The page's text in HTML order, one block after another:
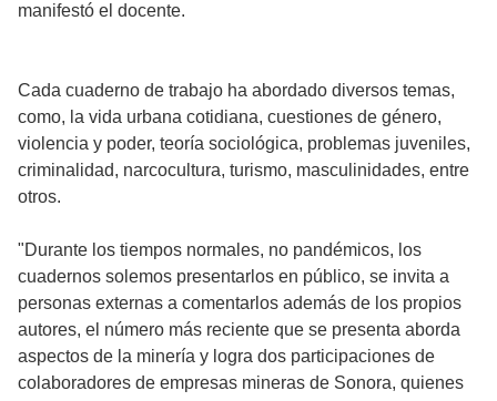
manifestó el docente.
Cada cuaderno de trabajo ha abordado diversos temas,
como, la vida urbana cotidiana, cuestiones de género,
violencia y poder, teoría sociológica, problemas juveniles,
criminalidad, narcocultura, turismo, masculinidades, entre
otros.
"Durante los tiempos normales, no pandémicos, los
cuadernos solemos presentarlos en público, se invita a
personas externas a comentarlos además de los propios
autores, el número más reciente que se presenta aborda
aspectos de la minería y logra dos participaciones de
colaboradores de empresas mineras de Sonora, quienes